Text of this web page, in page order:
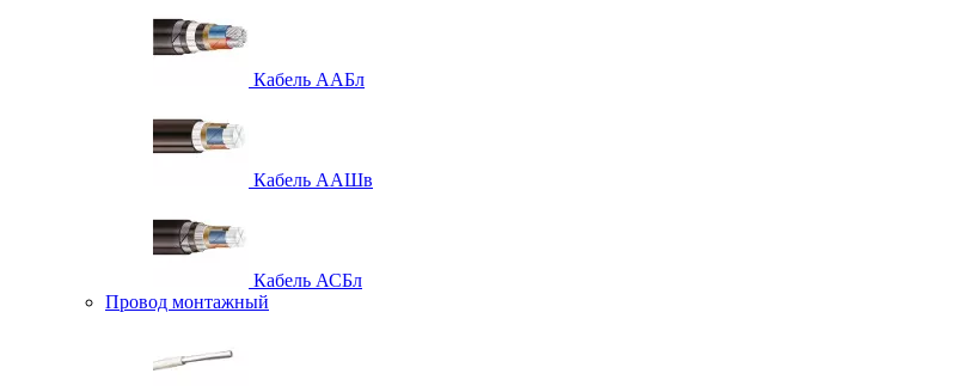
Кабель ААБл
Кабель ААШв
Кабель АСБл
Провод монтажный